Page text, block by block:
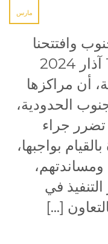
مارس
وافتتحنا
مدرسة لـ600 تلميذ الثلاثاء 19 آذار 2024
أن مراكزها
الحدودية،
تضرر جراء
بواجبها،
في
[…]